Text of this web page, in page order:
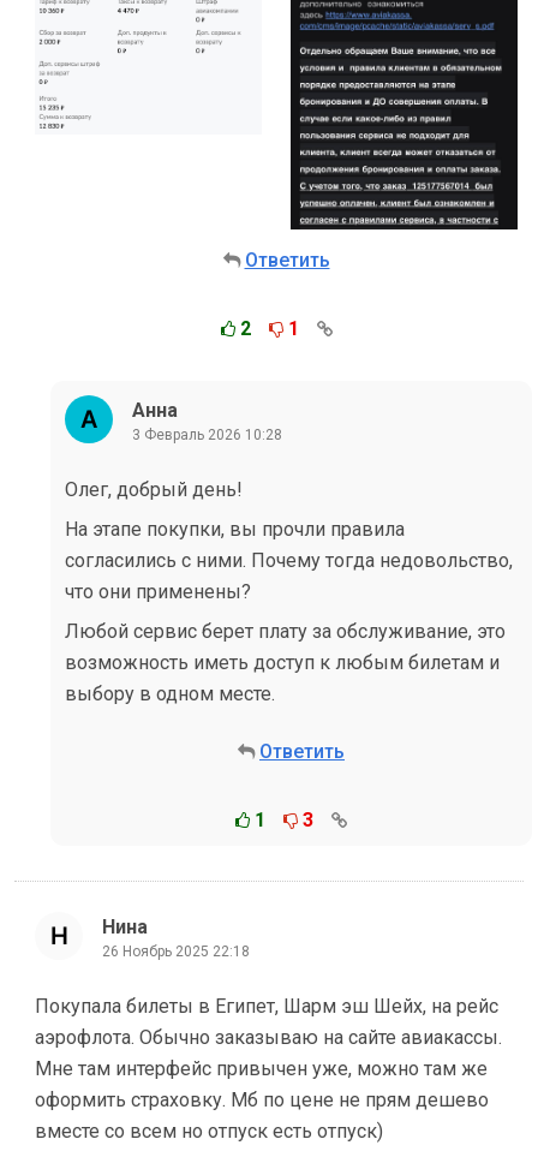
Ответить
2 1
Анна
3 Февраль 2026 10:28
Олег, добрый день!
На этапе покупки, вы прочли правила
согласились с ними. Почему тогда недовольство,
что они применены?
Любой сервис берет плату за обслуживание, это
возможность иметь доступ к любым билетам и
выбору в одном месте.
Ответить
1 3
Нина
26 Ноябрь 2025 22:18
Покупала билеты в Египет, Шарм эш Шейх, на рейс
аэрофлота. Обычно заказываю на сайте авиакассы.
Мне там интерфейс привычен уже, можно там же
оформить страховку. Мб по цене не прям дешево
вместе со всем но отпуск есть отпуск)